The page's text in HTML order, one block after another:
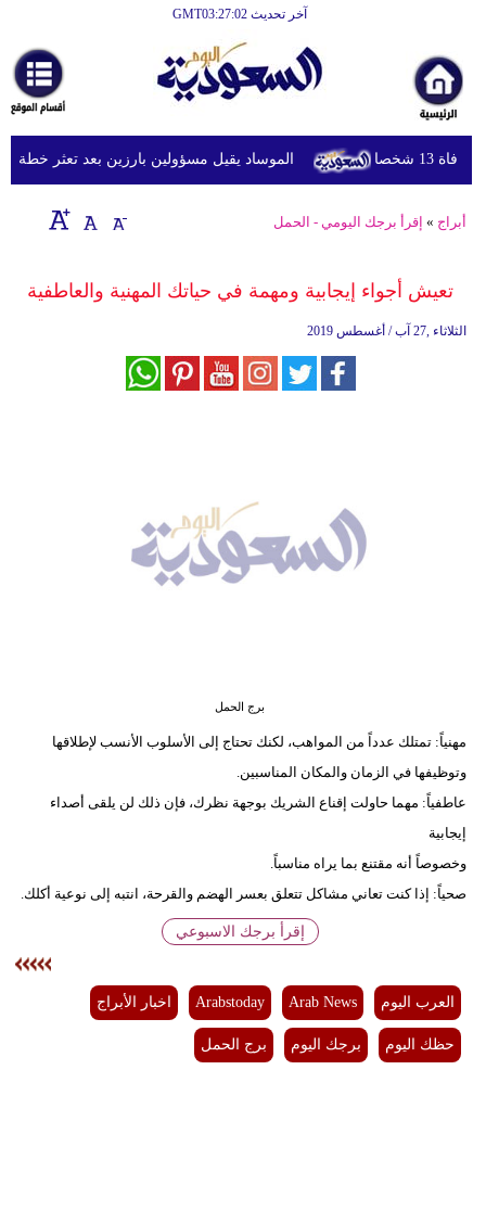
آخر تحديث GMT03:27:02
أخبارعاجلة
رياضة
ثقافة
إقتصاد
وموسيقى
وتكنولوجيا
مدوَّنات
أبراج
الموساد يقيل مسؤولين بارزين بعد تعثر خطة
أبراج » إقرأ برجك اليومي - الحمل
تعيش أجواء إيجابية ومهمة في حياتك المهنية والعاطفية
الثلاثاء ,27 آب / أغسطس 2019
برج الحمل
مهنياً: تمتلك عدداً من المواهب، لكنك تحتاج إلى الأسلوب الأنسب لإطلاقها
وتوظيفها في الزمان والمكان المناسبين.
عاطفياً: مهما حاولت إقناع الشريك بوجهة نظرك، فإن ذلك لن يلقى أصداء
إيجابية
وخصوصاً أنه مقتنع بما يراه مناسباً.
صحياً: إذا كنت تعاني مشاكل تتعلق بعسر الهضم والقرحة، انتبه إلى نوعية أكلك.
إقرأ برجك الاسبوعي
العرب اليوم Arab News
Arabstoday اخبار الأبراج
حظك اليوم برجك اليوم برج الحمل